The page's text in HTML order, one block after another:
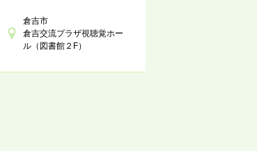
倉吉市
倉吉交流プラザ視聴覚ホー
ル（図書館２F）